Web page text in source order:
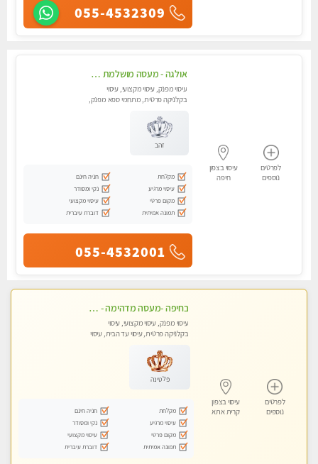
055-4532309
לפרטים
נוספים
עיסוי בצפון
חיפה
אולגה - מעסה מושלמת חדשה בעיר ! בחיפה טל - 052-5738058
עיסוי מפנק, עיסוי מקצועי, עיסוי
בקלניקה פרטית, מתחמי ספא מפנק,
עיסוי טנטרה
זהב
מקלחת
חניה חינם
עיסוי מרגיע
נקי ומסודר
מקום פרטי
עיסוי מקצועי
תמונה אמיתית
דוברת עיברית
055-4532001
לפרטים
נוספים
עיסוי בצפון
קרית אתא
בחיפה -מעסה מדהימה - כל סוגי העיסויים מעסה מקצועית ואיכותית פרטי!!!
עיסוי מפנק, עיסוי מקצועי, עיסוי
בקלניקה פרטית, עיסוי עד הבית, עיסוי
פלטינה
מקלחת
חניה חינם
עיסוי מרגיע
נקי ומסודר
מקום פרטי
עיסוי מקצועי
תמונה אמיתית
דוברת עיברית